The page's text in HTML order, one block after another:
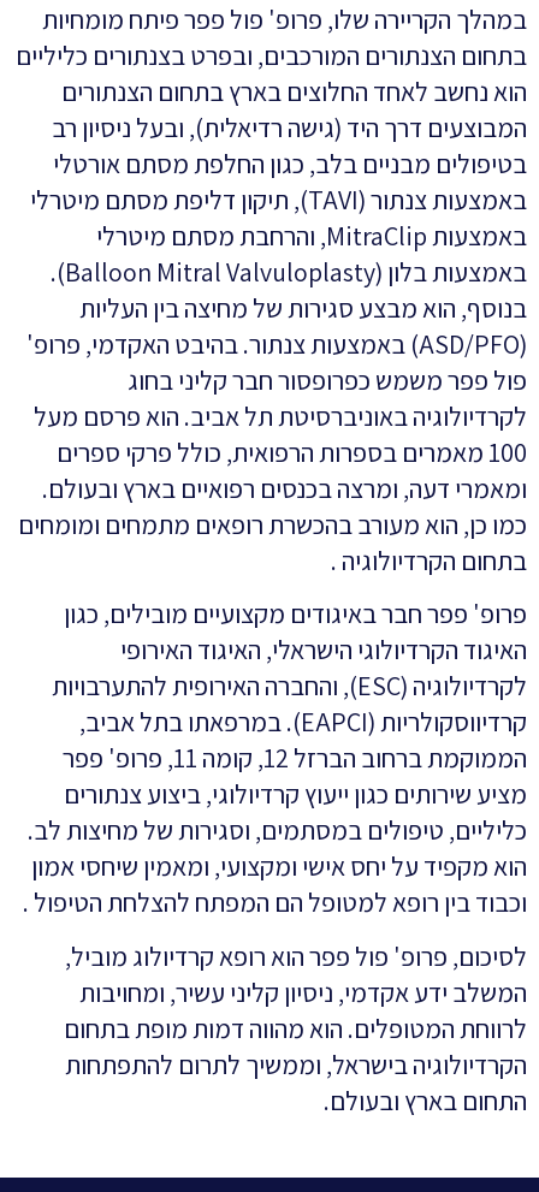
במהלך הקריירה שלו, פרופ' פול פפר פיתח מומחיות
בתחום הצנתורים המורכבים, ובפרט בצנתורים כליליים
הוא נחשב לאחד החלוצים בארץ בתחום הצנתורים
המבוצעים דרך היד (גישה רדיאלית), ובעל ניסיון רב
בטיפולים מבניים בלב, כגון החלפת מסתם אורטלי
באמצעות צנתור (TAVI), תיקון דליפת מסתם מיטרלי
באמצעות MitraClip, והרחבת מסתם מיטרלי
באמצעות בלון (Balloon Mitral Valvuloplasty).
בנוסף, הוא מבצע סגירות של מחיצה בין העליות
(ASD/PFO) באמצעות צנתור. בהיבט האקדמי, פרופ'
פול פפר משמש כפרופסור חבר קליני בחוג
לקרדיולוגיה באוניברסיטת תל אביב. הוא פרסם מעל
100 מאמרים בספרות הרפואית, כולל פרקי ספרים
ומאמרי דעה, ומרצה בכנסים רפואיים בארץ ובעולם.
כמו כן, הוא מעורב בהכשרת רופאים מתמחים ומומחים
בתחום הקרדיולוגיה .
פרופ' פפר חבר באיגודים מקצועיים מובילים, כגון
האיגוד הקרדיולוגי הישראלי, האיגוד האירופי
לקרדיולוגיה (ESC), והחברה האירופית להתערבויות
קרדיווסקולריות (EAPCI). במרפאתו בתל אביב,
הממוקמת ברחוב הברזל 12, קומה 11, פרופ' פפר
מציע שירותים כגון ייעוץ קרדיולוגי, ביצוע צנתורים
כליליים, טיפולים במסתמים, וסגירות של מחיצות לב.
הוא מקפיד על יחס אישי ומקצועי, ומאמין שיחסי אמון
וכבוד בין רופא למטופל הם המפתח להצלחת הטיפול .
לסיכום, פרופ' פול פפר הוא רופא קרדיולוג מוביל,
המשלב ידע אקדמי, ניסיון קליני עשיר, ומחויבות
לרווחת המטופלים. הוא מהווה דמות מופת בתחום
הקרדיולוגיה בישראל, וממשיך לתרום להתפתחות
התחום בארץ ובעולם.